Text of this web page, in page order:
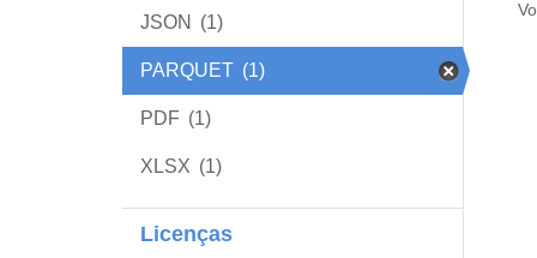
JSON (1)
PARQUET (1)
PDF (1)
XLSX (1)
Licenças